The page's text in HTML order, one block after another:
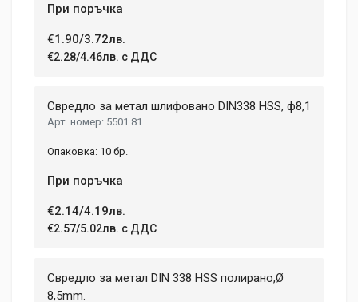
При поръчка
€1.90/3.72лв.
€2.28/4.46лв. с ДДС
Свредло за метал шлифовано DIN338 HSS, ф8,1
5501 81
10 бр.
При поръчка
€2.14/4.19лв.
€2.57/5.02лв. с ДДС
Свредло за метал DIN 338 HSS полирано,Ø
8,5mm.